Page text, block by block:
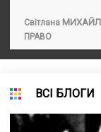
Світлана
ПРАВО
ВСІ БЛОГИ